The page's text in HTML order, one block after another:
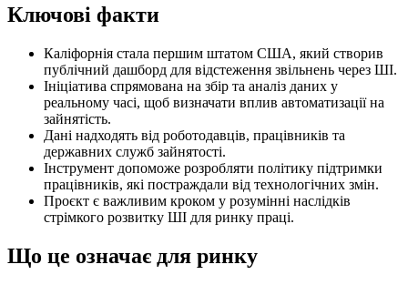
Ключові факти
Каліфорнія стала першим штатом США, який створив
публічний дашборд для відстеження звільнень через ШІ.
Ініціатива спрямована на збір та аналіз даних у
реальному часі, щоб визначати вплив автоматизації на
зайнятість.
Дані надходять від роботодавців, працівників та
державних служб зайнятості.
Інструмент допоможе розробляти політику підтримки
працівників, які постраждали від технологічних змін.
Проєкт є важливим кроком у розумінні наслідків
стрімкого розвитку ШІ для ринку праці.
Що це означає для ринку